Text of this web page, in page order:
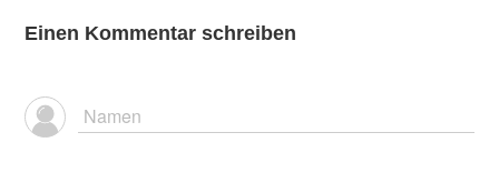
Einen Kommentar schreiben